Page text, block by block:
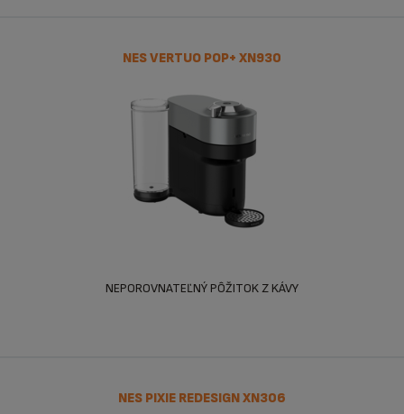
NES VERTUO POP+ XN930
NEPOROVNATEĽNÝ PÔŽITOK Z KÁVY
NES PIXIE REDESIGN XN306